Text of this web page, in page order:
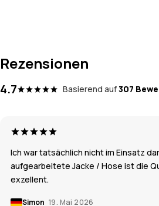
Rezensionen
4.7 Basierend auf307
Ich war tatsächlich nicht im Einsatz
aufgearbeitete Jacke / Hose ist die
exzellent.
Simon 19. Mai 2026